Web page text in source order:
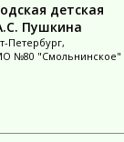
детская
Пушкина
Петербург,
№80 "Смольнинское"